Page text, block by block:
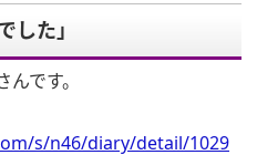
した」
です。
s/n46/diary/detail/1029